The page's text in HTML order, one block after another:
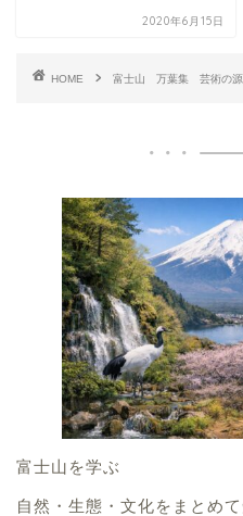
2020年6月15日
HOME 富士山 万葉集 芸術の源
富士山を学ぶ
自然・生態・文化をまとめ